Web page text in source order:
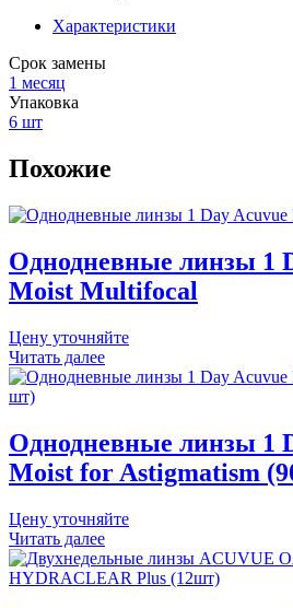
Характеристики
Срок замены
1 месяц
Упаковка
6 шт
Похожие
Однодневные линзы 1
Moist Multifocal
Цену уточняйте
Читать далее
Однодневные линзы 1
Moist for Astigmatism
Цену уточняйте
Читать далее